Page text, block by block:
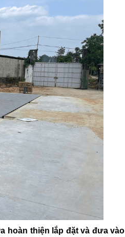
hoàn thiện lắp đặt và đưa